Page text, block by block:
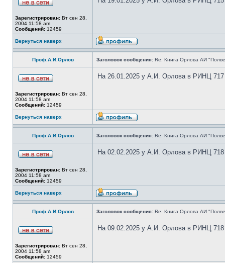
Зарегистрирован: Вт сен 28,
2004 11:58 am
Сообщений: 12459
Вернуться наверх
Проф.А.И.Орлов Заголовок сообщения: Re: Книга Орлова АИ
Зарегистрирован: Вт сен 28,
2004 11:58 am
Сообщений: 12459
На 26.01.2025 у А.И. Орлова в РИНЦ 717
Вернуться наверх
Проф.А.И.Орлов Заголовок сообщения: Re: Книга Орлова АИ
Зарегистрирован: Вт сен 28,
2004 11:58 am
Сообщений: 12459
На 02.02.2025 у А.И. Орлова в РИНЦ 718
Вернуться наверх
Проф.А.И.Орлов Заголовок сообщения: Re: Книга Орлова АИ
Зарегистрирован: Вт сен 28,
2004 11:58 am
Сообщений: 12459
На 09.02.2025 у А.И. Орлова в РИНЦ 718